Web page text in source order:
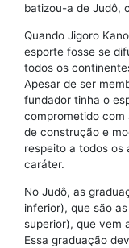
batizou-a de Judô,
Quando Jigoro
esporte fosse se
todos os
Apesar de ser
fundador tinha o
comprometido
de construção e
respeito a todos os
caráter.
No Judô, as
inferior), que são
superior), que vem
Essa graduação